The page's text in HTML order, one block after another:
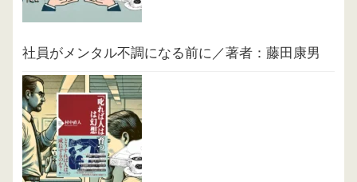
社員がメンタル不調になる前に／著者：藤田康男